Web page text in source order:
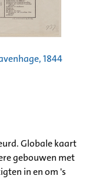
1844
Globale kaart
gebouwen met
in en om 's